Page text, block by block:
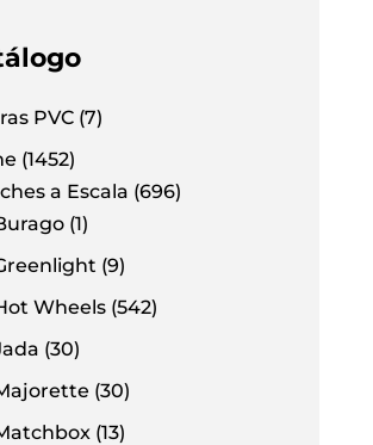
PVC (7)
(1452)
a Escala (696)
(1)
(9)
Wheels (542)
(30)
(30)
(13)